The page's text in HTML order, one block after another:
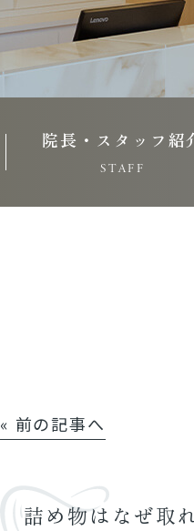
院長・スタッフ紹
STAFF
« 前の記事へ
詰め物はなぜ取